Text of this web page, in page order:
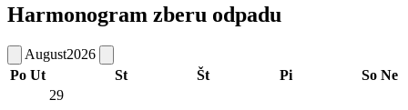
Harmonogram zberu odpadu
August2026
Po Ut St Št Pi So Ne
29